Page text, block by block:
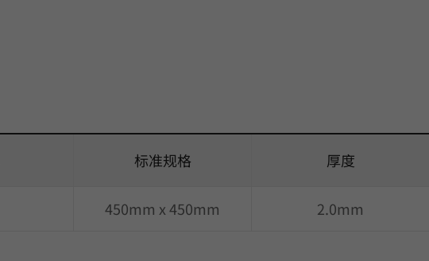
标准规格 厚度
450mm x 450mm 2.0mm